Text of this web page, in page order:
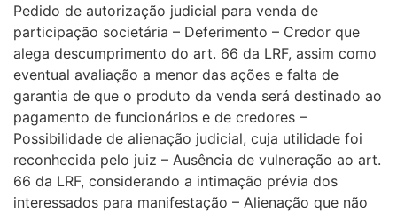
Pedido de autorização judicial para venda de
participação societária – Deferimento – Credor que
alega descumprimento do art. 66 da LRF, assim como
eventual avaliação a menor das ações e falta de
garantia de que o produto da venda será destinado ao
pagamento de funcionários e de credores –
Possibilidade de alienação judicial, cuja utilidade foi
reconhecida pelo juiz – Ausência de vulneração ao art.
66 da LRF, considerando a intimação prévia dos
interessados para manifestação – Alienação que não